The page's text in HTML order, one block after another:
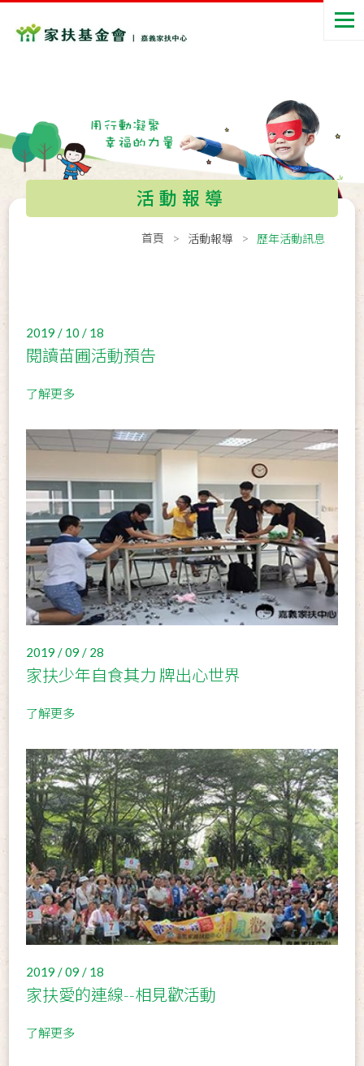
活動報導
首頁 活動報導 歷年活動訊息
2019 / 10 / 18
閱讀苗圃活動預告
了解更多
2019 / 09 / 28
家扶少年自食其力 牌出心世界
了解更多
2019 / 09 / 18
家扶愛的連線--相見歡活動
了解更多